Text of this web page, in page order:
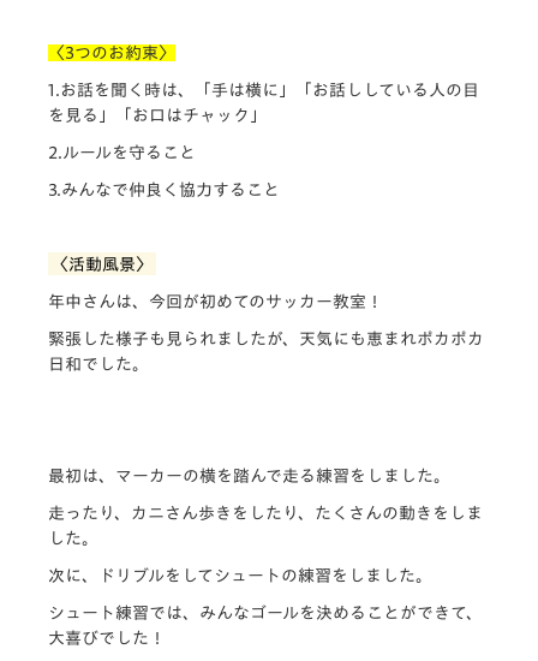
〈3つのお約束〉
1.お話を聞く時は、「手は横に」「お話ししている人の目
を見る」「お口はチャック」
2.ルールを守ること
3.みんなで仲良く協力すること
〈活動風景〉
年中さんは、今回が初めてのサッカー教室！
緊張した様子も見られましたが、天気にも恵まれポカポカ
日和でした。
最初は、マーカーの横を踏んで走る練習をしました。
走ったり、カニさん歩きをしたり、たくさんの動きをしま
した。
次に、ドリブルをしてシュートの練習をしました。
シュート練習では、みんなゴールを決めることができて、
大喜びでした！